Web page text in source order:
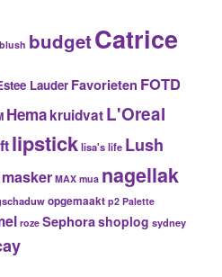
blush budgetCatrice
Lauder Favorieten FOTD
HemakruidvatL'Oreal
lipsticklisa's life Lush
masker MAX mua nagellak
opgemaakt p2 Palette
roze Sephorashoplog sydney